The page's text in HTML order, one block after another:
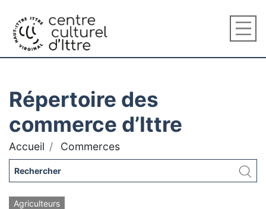
Répertoire des
commerce d’Ittre
Accueil Commerces
Agriculteurs